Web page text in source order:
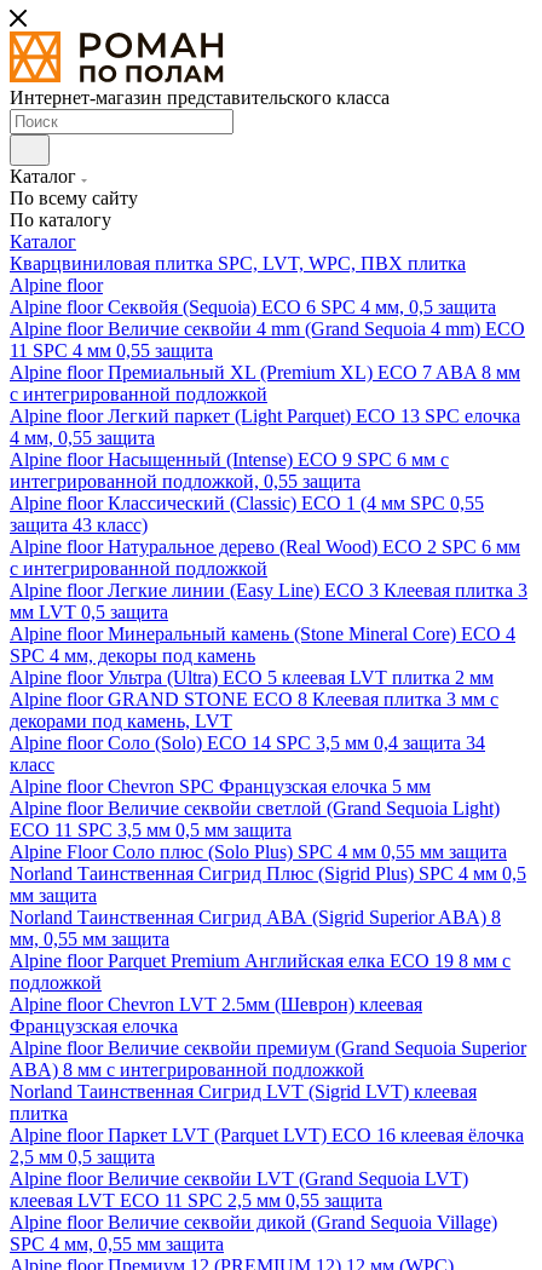
Интернет-магазин представительского класса
Каталог
По всему сайту
По каталогу
Каталог
Кварцвиниловая плитка SPC, LVT, WPC, ПВХ плитка
Alpine floor
Alpine floor Секвойя (Sequoia) ECO 6 SPC 4 мм, 0,5 защита
Alpine floor Величие секвойи 4 mm (Grand Sequoia 4 mm) ECO
11 SPC 4 мм 0,55 защита
Alpine floor Премиальный XL (Premium XL) ECO 7 ABA 8 мм
с интегрированной подложкой
Alpine floor Легкий паркет (Light Parquet) ECO 13 SPC елочка
4 мм, 0,55 защита
Alpine floor Насыщенный (Intense) ECO 9 SPC 6 мм с
интегрированной подложкой, 0,55 защита
Alpine floor Классический (Classic) ECO 1 (4 мм SPC 0,55
защита 43 класс)
Alpine floor Натуральное дерево (Real Wood) ECO 2 SPC 6 мм
с интегрированной подложкой
Alpine floor Легкие линии (Easy Line) ECO 3 Клеевая плитка 3
мм LVT 0,5 защита
Alpine floor Минеральный камень (Stone Mineral Core) ECO 4
SPC 4 мм, декоры под камень
Alpine floor Ультра (Ultra) ECO 5 клеевая LVT плитка 2 мм
Alpine floor GRAND STONE ECO 8 Клеевая плитка 3 мм с
декорами под камень, LVT
Alpine floor Соло (Solo) ECO 14 SPC 3,5 мм 0,4 защита 34
класс
Alpine floor Chevron SPC Французская елочка 5 мм
Alpine floor Величие секвойи светлой (Grand Sequoia Light)
ECO 11 SPC 3,5 мм 0,5 мм защита
Alpine Floor Соло плюс (Solo Plus) SPC 4 мм 0,55 мм защита
Norland Таинственная Сигрид Плюс (Sigrid Plus) SPC 4 мм 0,5
мм защита
Norland Таинственная Сигрид АВА (Sigrid Superior ABA) 8
мм, 0,55 мм защита
Alpine floor Parquet Premium Английская елка ECO 19 8 мм с
подложкой
Alpine floor Chevron LVT 2.5мм (Шеврон) клеевая
Французская елочка
Alpine floor Величие секвойи премиум (Grand Sequoia Superior
ABA) 8 мм с интегрированной подложкой
Norland Таинственная Сигрид LVT (Sigrid LVT) клеевая
плитка
Alpine floor Паркет LVT (Parquet LVT) ECO 16 клеевая ёлочка
2,5 мм 0,5 защита
Alpine floor Величие секвойи LVT (Grand Sequoia LVT)
клеевая LVT ECO 11 SPC 2,5 мм 0,55 защита
Alpine floor Величие секвойи дикой (Grand Sequoia Village)
SPC 4 мм, 0,55 мм защита
Alpine floor Премиум 12 (PREMIUM 12) 12 мм (WPC)